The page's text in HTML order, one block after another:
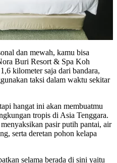
dan mewah, kamu bisa
Buri Resort & Spa Koh
kilometer saja dari bandara,
taksi dalam waktu sekitar
hangat ini akan membuatmu
tropis di Asia Tenggara.
pasir putih pantai, air
serta deretan pohon kelapa
selama berada di sini yaitu